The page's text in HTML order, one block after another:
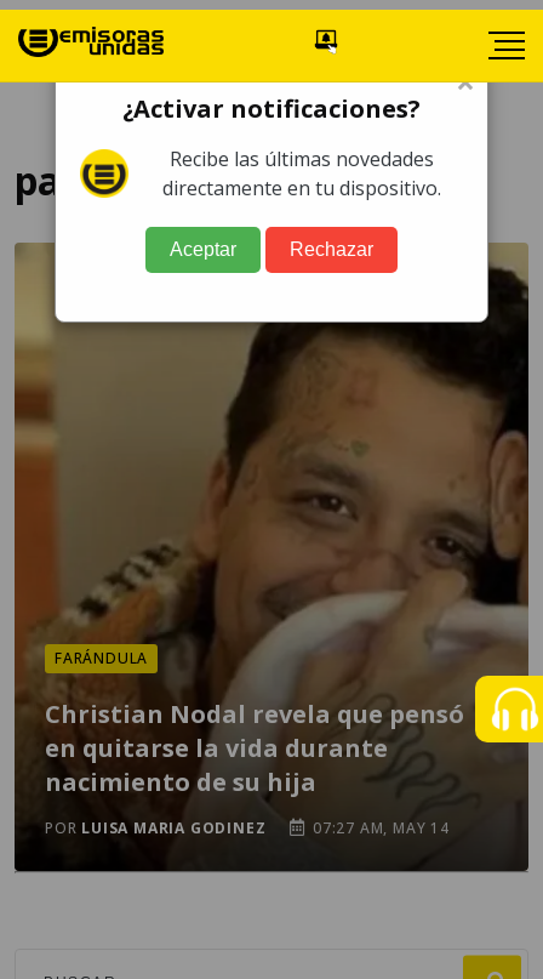
parto Cazzu
FARÁNDULA
Christian Nodal revela que pensó
en quitarse la vida durante
nacimiento de su hija
POR LUISA MARIA GODINEZ 07:27 AM, MAY 14
×
¿Activar notificaciones?
Recibe las últimas novedades
directamente en tu dispositivo.
Aceptar Rechazar